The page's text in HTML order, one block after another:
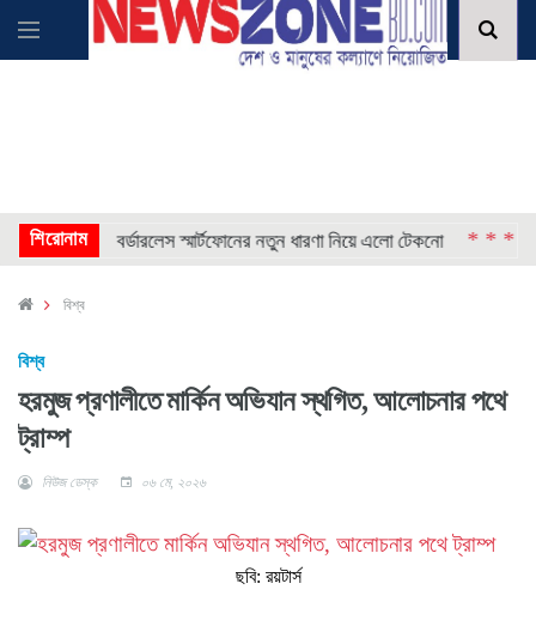
শিরোনাম
* * * বর্ডারলেস স্মার্টফোনের নতুন ধারণা নিয়ে এলো টেকনো * * * *
বিশ্ব
বিশ্ব
হরমুজ প্রণালীতে মার্কিন অভিযান স্থগিত, আলোচনার পথে
ট্রাম্প
নিউজ ডেস্ক ০৬ মে, ২০২৬
ছবি: রয়টার্স